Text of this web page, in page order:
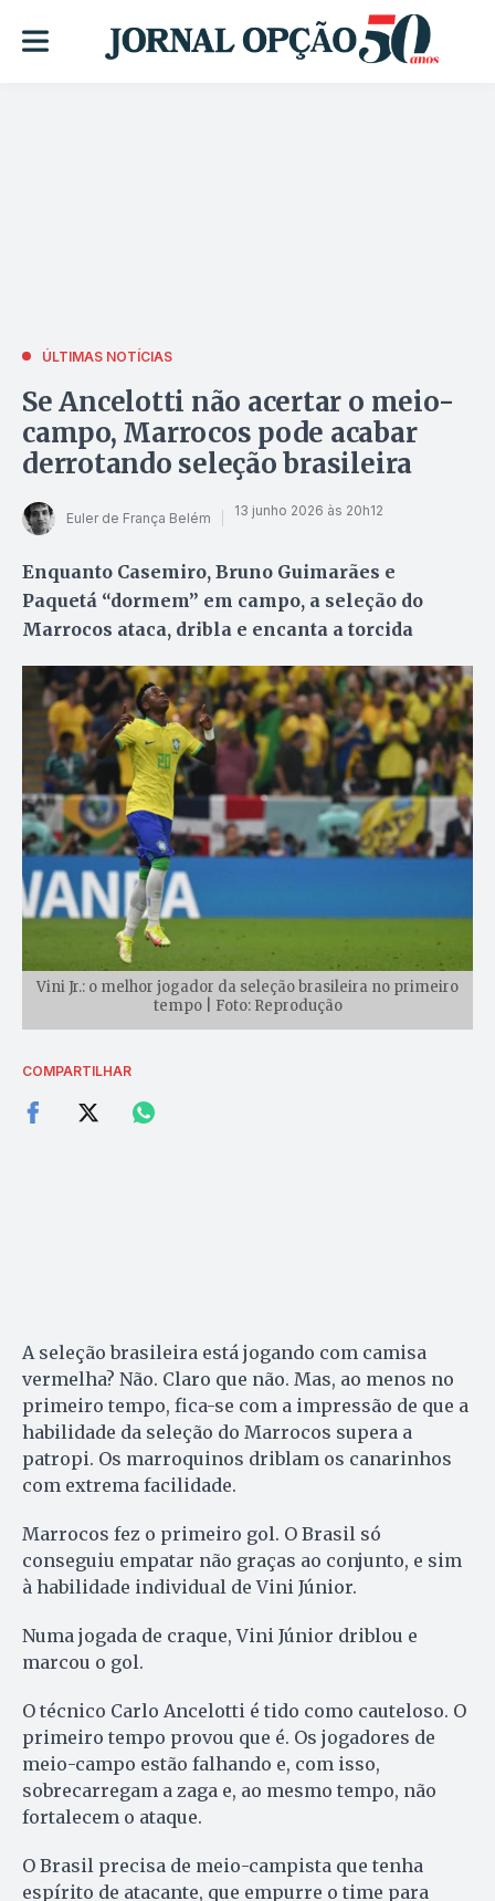
ÚLTIMAS NOTÍCIAS
Se Ancelotti não acertar o meio-
campo, Marrocos pode acabar
derrotando seleção brasileira
Euler de França Belém 13 junho 2026 às 20h12
Enquanto Casemiro, Bruno Guimarães e
Paquetá “dormem” em campo, a seleção do
Marrocos ataca, dribla e encanta a torcida
Vini Jr.: o melhor jogador da seleção brasileira no primeiro
tempo | Foto: Reprodução
COMPARTILHAR
A seleção brasileira está jogando com camisa
vermelha? Não. Claro que não. Mas, ao menos no
primeiro tempo, fica-se com a impressão de que a
habilidade da seleção do Marrocos supera a
patropi. Os marroquinos driblam os canarinhos
com extrema facilidade.
Marrocos fez o primeiro gol. O Brasil só
conseguiu empatar não graças ao conjunto, e sim
à habilidade individual de Vini Júnior.
Numa jogada de craque, Vini Júnior driblou e
marcou o gol.
O técnico Carlo Ancelotti é tido como cauteloso. O
primeiro tempo provou que é. Os jogadores de
meio-campo estão falhando e, com isso,
sobrecarregam a zaga e, ao mesmo tempo, não
fortalecem o ataque.
O Brasil precisa de meio-campista que tenha
espírito de atacante, que empurre o time para